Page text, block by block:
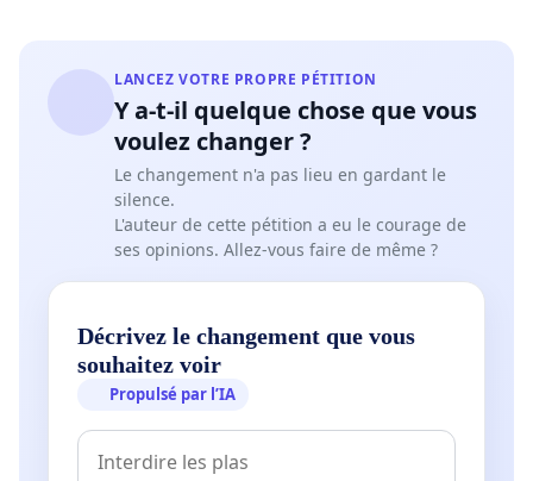
LANCEZ VOTRE PROPRE PÉTITION
Y a-t-il quelque chose que vous
voulez changer ?
Le changement n'a pas lieu en gardant le
silence.
L'auteur de cette pétition a eu le courage de
ses opinions. Allez-vous faire de même ?
Décrivez le changement que vous
souhaitez voir
Propulsé par l’IA